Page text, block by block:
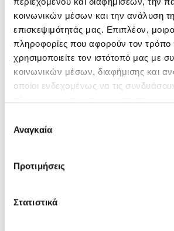
κοινωνικών μέσων και την ανάλυση
επισκεψιμότητάς μας. Επιπλέον,
πληροφορίες που αφορούν τον τρόπο
χρησιμοποιείτε τον ιστότοπό μας με
κοινωνικών μέσων, διαφήμισης και
οποίοι ενδεχομένως να τις
των υπηρεσιών τους.
συγκατάθεσης
Αναγκαία
Προτιμήσεις
Στατιστικά